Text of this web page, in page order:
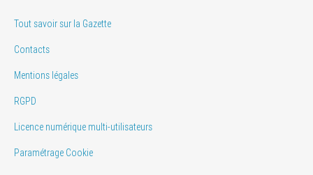
Tout savoir sur la Gazette
Contacts
Mentions légales
RGPD
Licence numérique multi-utilisateurs
Paramétrage Cookie